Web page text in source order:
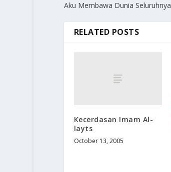
Aku Membawa Dunia Seluruhnya
RELATED POSTS
Kecerdasan Imam Al-
layts
October 13, 2005